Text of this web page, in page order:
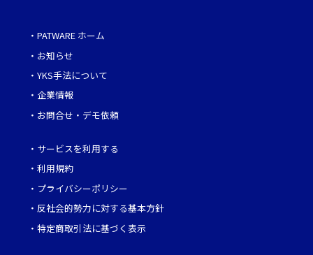
・ PATWARE ホーム
・ お知らせ
・ YKS手法について
・ 企業情報
・ お問合せ・デモ依頼
・ サービスを利用する
・ 利用規約
・ プライバシーポリシー
・ 反社会的勢力に対する基本方針
・ 特定商取引法に基づく表示